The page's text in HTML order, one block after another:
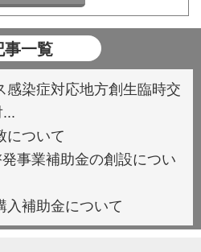
事一覧
感染症対応地方創生臨時交
について
事業補助金の創設につい
入補助金について